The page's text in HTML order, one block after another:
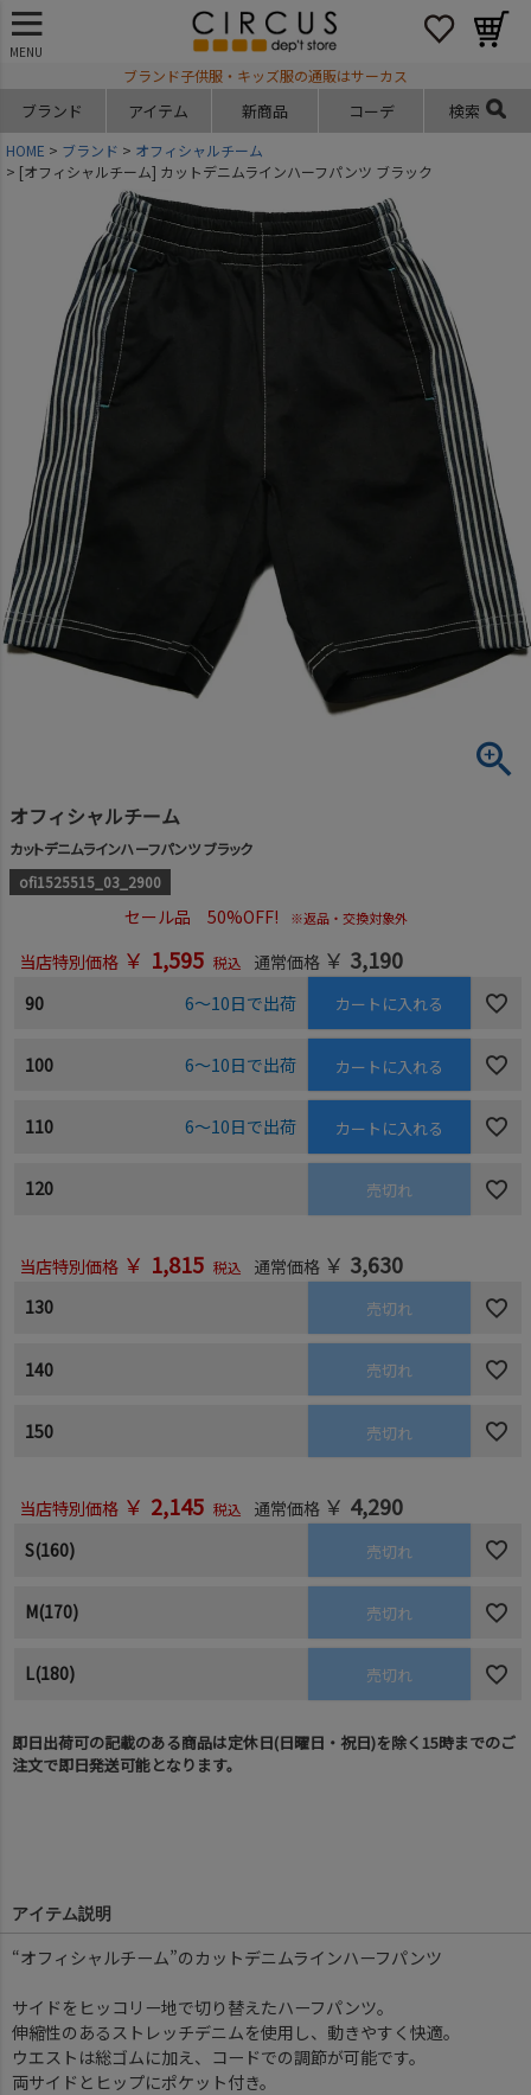
MENU
ブランド子供服・キッズ服の通販はサーカス
ブランド アイテム 新商品 コーデ 検索
HOME ブランド
オフィシャルチーム
[オフィシャルチーム] カットデニムラインハーフパンツ ブラック
オフィシャルチーム
カットデニムラインハーフパンツ ブラック
ofi1525515_03_2900
セール品 50%OFF! ※返品・交換対象外
当店特別価格 ￥ 1,595 税込 通常価格 ￥ 3,190
90 6～10日で出荷 カートに入れる
100 6～10日で出荷 カートに入れる
110 6～10日で出荷 カートに入れる
120 売切れ
当店特別価格 ￥ 1,815 税込 通常価格 ￥ 3,630
130 売切れ
140 売切れ
150 売切れ
当店特別価格 ￥ 2,145 税込 通常価格 ￥ 4,290
S(160) 売切れ
M(170) 売切れ
L(180) 売切れ
即日出荷可の記載のある商品は定休日(日曜日・祝日)を除く15時までのご
注文で即日発送可能となります。
アイテム説明
“オフィシャルチーム”のカットデニムラインハーフパンツ
サイドをヒッコリー地で切り替えたハーフパンツ。
伸縮性のあるストレッチデニムを使用し、動きやすく快適。
ウエストは総ゴムに加え、コードでの調節が可能です。
両サイドとヒップにポケット付き。